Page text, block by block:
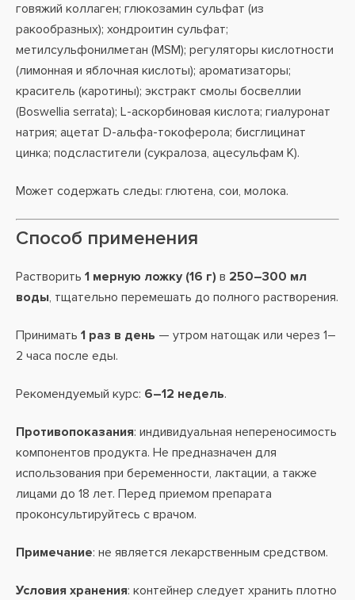
говяжий коллаген; глюкозамин сульфат (из
ракообразных); хондроитин сульфат;
метилсульфонилметан (MSM); регуляторы кислотности
(лимонная и яблочная кислоты); ароматизаторы;
краситель (каротины); экстракт смолы босвеллии
(Boswellia serrata); L-аскорбиновая кислота; гиалуронат
натрия; ацетат D-альфа-токоферола; бисглицинат
цинка; подсластители (сукралоза, ацесульфам K).
Может содержать следы: глютена, сои, молока.
Способ применения
Растворить 1 мерную ложку (16 г) в 250–300 мл
воды, тщательно перемешать до полного растворения.
Принимать 1 раз в день — утром натощак или через 1–
2 часа после еды.
Рекомендуемый курс: 6–12 недель.
Противопоказания: индивидуальная непереносимость
компонентов продукта. Не предназначен для
использования при беременности, лактации, а также
лицами до 18 лет. Перед приемом препарата
проконсультируйтесь с врачом.
Примечание: не является лекарственным средством.
Условия хранения: контейнер следует хранить плотно